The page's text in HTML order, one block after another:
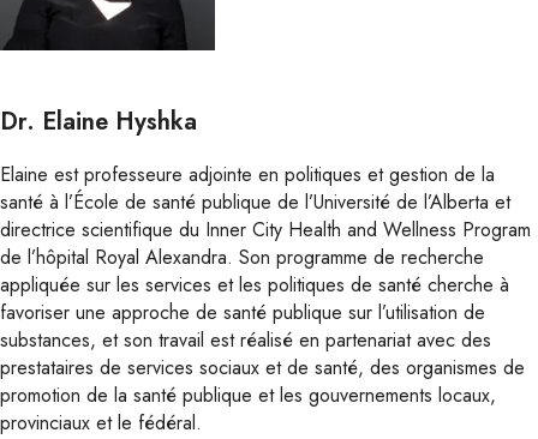
Dr. Elaine Hyshka
Elaine est professeure adjointe en politiques et gestion de la
santé à l’École de santé publique de l’Université de l’Alberta et
directrice scientifique du Inner City Health and Wellness Program
de l’hôpital Royal Alexandra. Son programme de recherche
appliquée sur les services et les politiques de santé cherche à
favoriser une approche de santé publique sur l’utilisation de
substances, et son travail est réalisé en partenariat avec des
prestataires de services sociaux et de santé, des organismes de
promotion de la santé publique et les gouvernements locaux,
provinciaux et le fédéral.